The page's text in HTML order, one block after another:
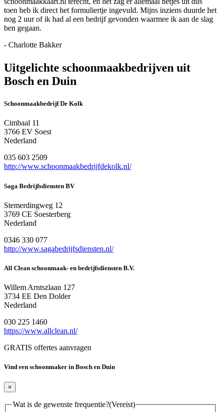
toen heb ik direct het formuliertje ingevuld. Mijns inziens duurde het
nog 2 uur of ik had al een bedrijf gevonden waarmee ik aan de slag
ben gegaan.
- Charlotte Bakker
Uitgelichte schoonmaakbedrijven uit
Bosch en Duin
Schoonmaakbedrijf De Kolk
Cimbaal 11
3766 EV Soest
Nederland
035 603 2509
http://www.schoonmaakbedrijfdekolk.nl/
Saga Bedrijfsdiensten BV
Stemerdingweg 12
3769 CE Soesterberg
Nederland
0346 330 077
http://www.sagabedrijfsdiensten.nl/
All Clean schoonmaak- en bedrijfsdiensten B.V.
Willem Arntszlaan 127
3734 EE Den Dolder
Nederland
030 225 1460
https://www.allclean.nl/
GRATIS offertes aanvragen
Vind een schoonmaker in Bosch en Duin
×
Wat is de gewenste frequentie?(Vereist)